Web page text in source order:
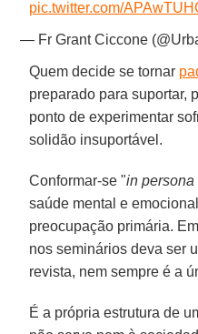
pic.twitter.com/
— Fr Grant Ciccone
Quem decide se tornar
preparado para suportar,
ponto de experimentar
solidão insuportável.
Conformar-se "in
saúde mental e
preocupação primária.
nos seminários deva ser
revista, nem sempre é a
É a própria estrutura de